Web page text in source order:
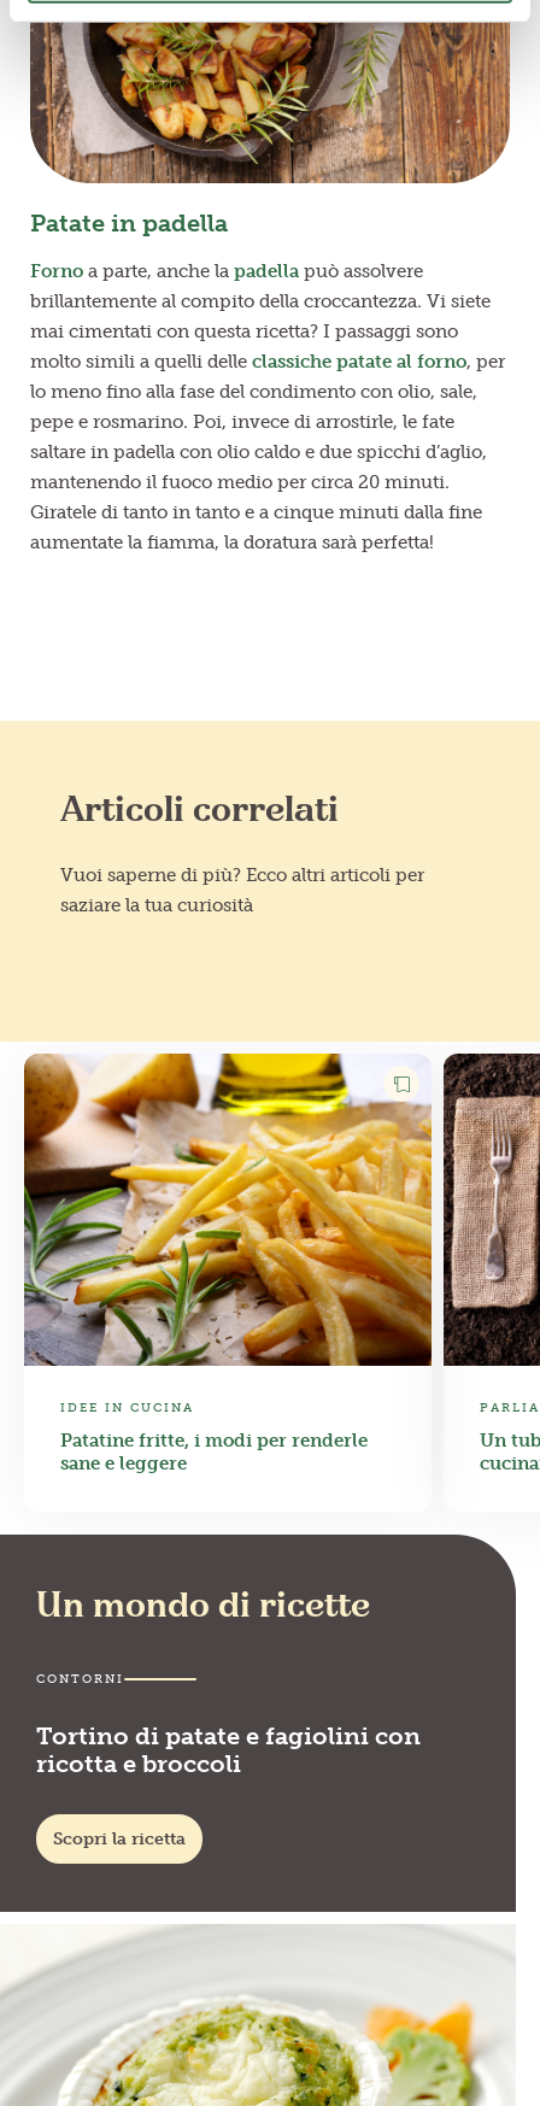
Patate in padella
Forno a parte, anche la padellapuò assolvere
brillantemente al compito della croccantezza. Vi siete
mai cimentati con questa ricetta? I passaggi sono
molto simili a quelli delle classiche patate al forno, per
lo meno fino alla fase del condimento con olio, sale,
pepe e rosmarino. Poi, invece di arrostirle, le fate
saltare in padella con olio caldo e due spicchi d’aglio,
mantenendo il fuoco medio per circa 20 minuti.
Giratele di tanto in tanto e a cinque minuti dalla fine
aumentate la fiamma, la doratura sarà perfetta!
Articoli correlati
Vuoi saperne di più? Ecco altri articoli per
saziare la tua curiosità
IDEE IN CUCINA
Patatine fritte, i modi per renderle
sane e leggere
Un
Un mondo di ricette
CONTORNI
Tortino di patate e fagiolini con
ricotta e broccoli
Scopri la ricetta